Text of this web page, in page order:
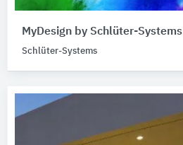
MyDesign by Schlüter-Systems
Schlüter-Systems